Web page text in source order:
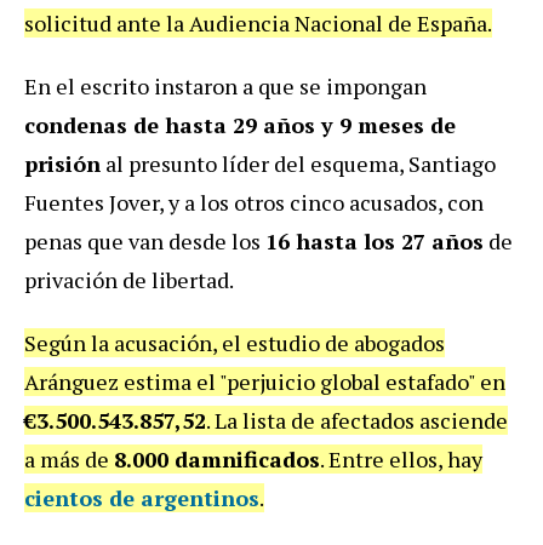
solicitud ante la Audiencia Nacional de España.
En el escrito instaron a que se impongan
condenas de hasta 29 años y 9 meses de
prisión al presunto líder del esquema, Santiago
Fuentes Jover, y a los otros cinco acusados, con
penas que van desde los 16 hasta los 27 años de
privación de libertad.
Según la acusación, el estudio de abogados
Aránguez estima el "perjuicio global estafado" en
€3.500.543.857,52. La lista de afectados asciende
a más de 8.000 damnificados. Entre ellos, hay
cientos de argentinos.